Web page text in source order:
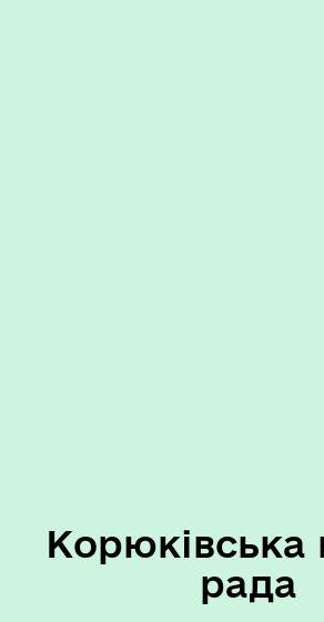
Корюківська
рада